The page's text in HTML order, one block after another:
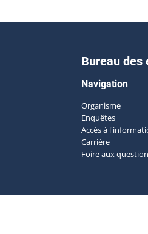
Bureau des
Navigation
Organisme
Enquêtes
Accès à
Carrière
Foire aux